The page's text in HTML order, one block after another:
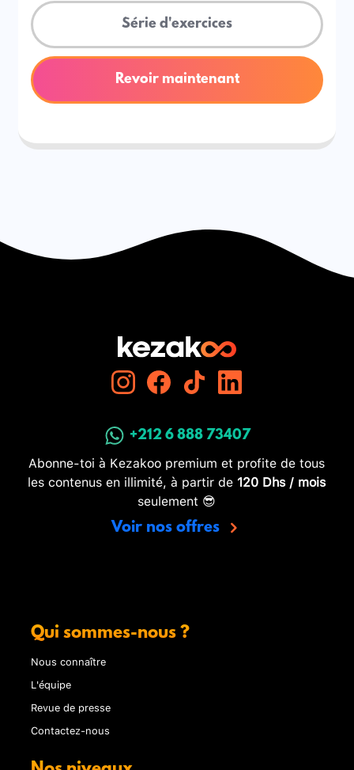
Série d'exercices
Revoir maintenant
+212 6 888 73407
Abonne-toi à Kezakoo premium et profite de tous
les contenus en illimité, à partir de 120 Dhs / mois
seulement 😎
Voir nos offres
Qui sommes-nous ?
Nous connaître
L'équipe
Revue de presse
Contactez-nous